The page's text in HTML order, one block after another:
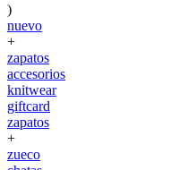
)
nuevo
+
zapatos
accesorios
knitwear
giftcard
zapatos
+
zueco